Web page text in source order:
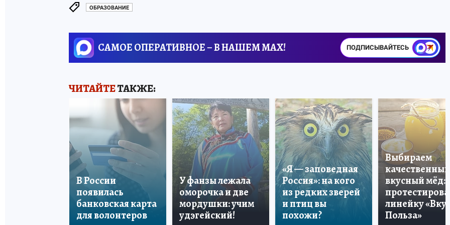
ОБРАЗОВАНИЕ
САМОЕ ОПЕРАТИВНОЕ – В НАШЕМ MAX! ПОДПИСЫВАЙТЕСЬ
ЧИТАЙТЕТАКЖЕ:
В России
появилась
банковская карта
для волонтеров
У фанзы лежала
оморочка и две
мордушки: учим
удэгейский!
«Я — заповедная
Россия»: на кого
из редких зверей
и птиц вы
похожи?
Выбираем
качественный
вкусный мёд:
линейку «Вкус
Польза»